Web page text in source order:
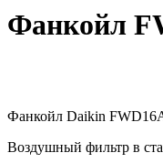
Фанкойл
Фанкойл Daikin
Воздушный фильтр в